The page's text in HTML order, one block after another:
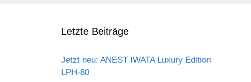
Letzte Beiträge
Jetzt neu: ANEST IWATA Luxury Edition
LPH-80